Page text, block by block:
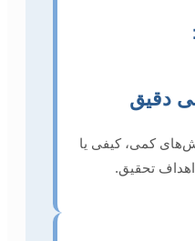
دقیق
کمی، کیفی یا
تحقیق.